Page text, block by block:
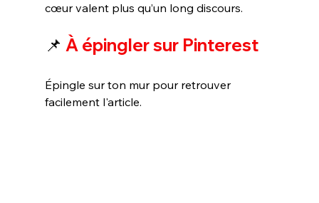
cœur valent plus qu’un long discours.
📌 À épingler sur Pinterest
Épingle sur ton mur pour retrouver
facilement l'article.